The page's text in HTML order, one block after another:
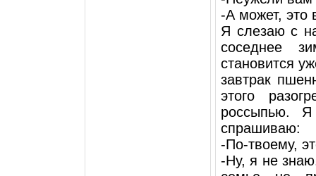
-А может, это
Я слезаю с
соседнее
становится
завтрак
этого
россыпью.
спрашиваю:
-По-твоему,
-Ну, я не